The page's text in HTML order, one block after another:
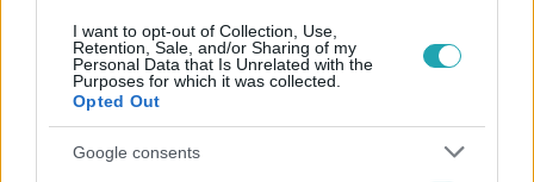
I want to opt-out of Collection, Use,
Retention, Sale, and/or Sharing of my
Personal Data that Is Unrelated with the
Purposes for which it was collected.
Opted Out
Google consents